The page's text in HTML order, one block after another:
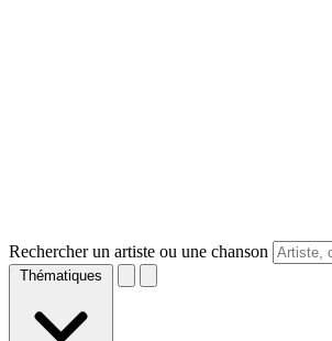
Rechercher un artiste ou une chanson
Thématiques